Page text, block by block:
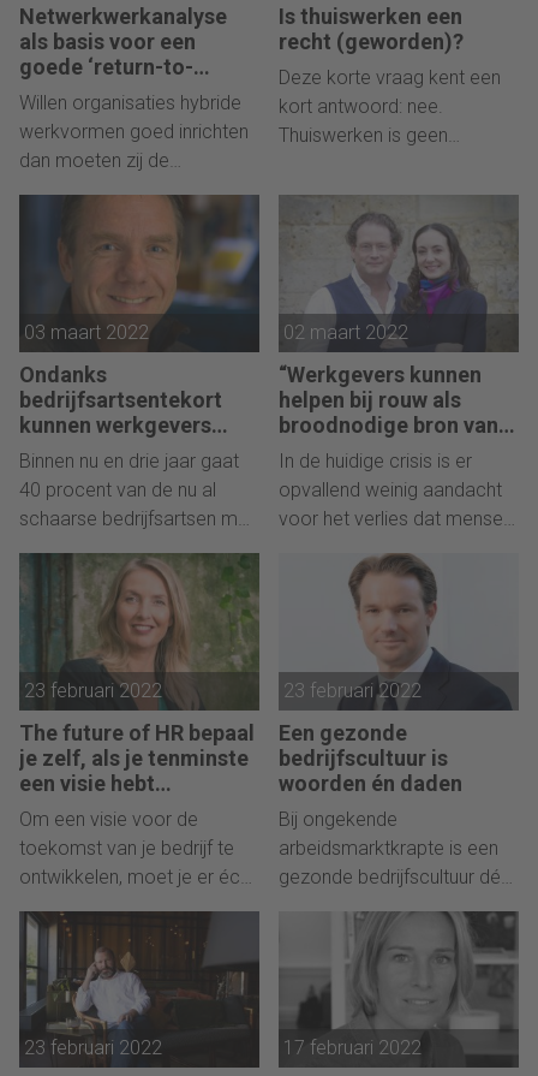
Netwerkwerkanalyse
als basis voor een
goede ‘return-to-
office’-strategie
Willen organisaties hybride
werkvormen goed inrichten
dan moeten zij de
hebben, schrijft hoogleraar
HRM Karin Sanders.
Is thuiswerken een
recht (geworden)?
Deze korte vraag kent een
kort antwoord: nee.
Thuiswerken is geen
uitzonderingen denkbaar en
door corona zou er wel
eens meer mogelijk kunnen
zijn dan we ooit dachten,
schrijft Mr. Astrid Zuidinga.
03 maart 2022
Ondanks
bedrijfsartsentekort
kunnen werkgevers
arbobeleid op peil
houden
Binnen nu en drie jaar gaat
40 procent van de nu al
schaarse bedrijfsartsen met
werkgevers veel doen om
hun arbobeleid op peil te
02 maart 2022
“Werkgevers kunnen
helpen bij rouw als
broodnodige bron van
zingeving”
In de huidige crisis is er
opvallend weinig aandacht
voor het verlies dat mensen
een rol pakken in het
herstellen van de balans.
23 februari 2022
The future of HR bepaal
je zelf, als je tenminste
een visie hebt…
Om een visie voor de
toekomst van je bedrijf te
ontwikkelen, moet je er écht
Topvrouw 2021 Janine Vos
tegen Anne Jaakke.
23 februari 2022
Een gezonde
bedrijfscultuur is
woorden én daden
Bij ongekende
arbeidsmarktkrapte is een
gezonde bedrijfscultuur dé
rustig en veilig bezit; het valt
of staat met adequate
checks and balances.
23 februari 2022 17 februari 2022